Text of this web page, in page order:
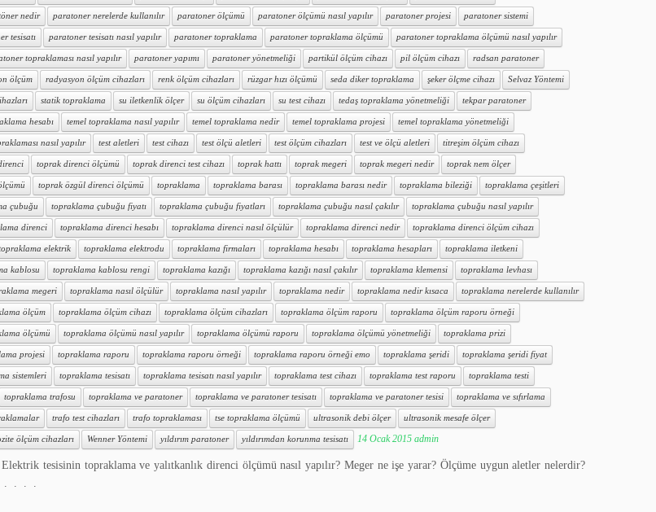
nedir paratoner nerelerde kullanılır paratoner ölçümü paratoner ölçümü nasıl yapılır paratoner projesi paratoner sistemi
tesisatı paratoner tesisatı nasıl yapılır paratoner topraklama paratoner topraklama ölçümü paratoner topraklama ölçümü nasıl yapılır
topraklaması nasıl yapılır paratoner yapımı paratoner yönetmeliği partikül ölçüm cihazı pil ölçüm cihazı radsan paratoner
ölçüm radyasyon ölçüm cihazları renk ölçüm cihazları rüzgar hızı ölçümü seda diker topraklama şeker ölçme cihazı Selvaz Yöntemi
statik topraklama su iletkenlik ölçer su ölçüm cihazları su test cihazı tedaş topraklama yönetmeliği tekpar paratoner
hesabı temel topraklama nasıl yapılır temel topraklama nedir temel topraklama projesi temel topraklama yönetmeliği
nasıl yapılır test aletleri test cihazı test ölçü aletleri test ölçüm cihazları test ve ölçü aletleri titreşim ölçüm cihazı
toprak direnci ölçümü toprak direnci test cihazı toprak hattı toprak megeri toprak megeri nedir toprak nem ölçer
toprak özgül direnci ölçümü topraklama topraklama barası topraklama barası nedir topraklama bileziği topraklama çeşitleri
çubuğu topraklama çubuğu fiyatı topraklama çubuğu fiyatları topraklama çubuğu nasıl çakılır topraklama çubuğu nasıl yapılır
direnci topraklama direnci hesabı topraklama direnci nasıl ölçülür topraklama direnci nedir topraklama direnci ölçüm cihazı
elektrik topraklama elektrodu topraklama firmaları topraklama hesabı topraklama hesapları topraklama iletkeni
kablosu topraklama kablosu rengi topraklama kazığı topraklama kazığı nasıl çakılır topraklama klemensi topraklama levhası
megeri topraklama nasıl ölçülür topraklama nasıl yapılır topraklama nedir topraklama nedir kısaca topraklama nerelerde kullanılır
ölçüm topraklama ölçüm cihazı topraklama ölçüm cihazları topraklama ölçüm raporu topraklama ölçüm raporu örneği
ölçümü topraklama ölçümü nasıl yapılır topraklama ölçümü raporu topraklama ölçümü yönetmeliği topraklama prizi
projesi topraklama raporu topraklama raporu örneği topraklama raporu örneği emo topraklama şeridi topraklama şeridi fiyat
sistemleri topraklama tesisatı topraklama tesisatı nasıl yapılır topraklama test cihazı topraklama test raporu topraklama testi
topraklama trafosu topraklama ve paratoner topraklama ve paratoner tesisatı topraklama ve paratoner tesisi topraklama ve sıfırlama
trafo test cihazları trafo topraklaması tse topraklama ölçümü ultrasonik debi ölçer ultrasonik mesafe ölçer
ölçüm cihazları Wenner Yöntemi yıldırım paratoner yıldırımdan korunma tesisatı 14 Ocak 2015 admin
tesisinin topraklama ve yalıtkanlık direnci ölçümü nasıl yapılır? Meger ne işe yarar? Ölçüme uygun aletler nelerdir?
. . . .